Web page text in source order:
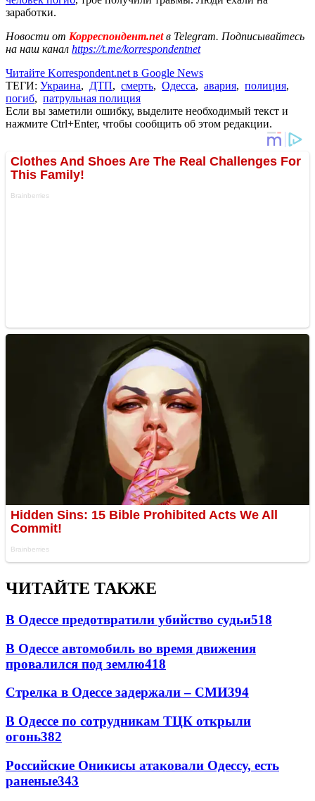
заработки.
Новости от Корреспондент.netв Telegram. Подписывайтесь
на наш канал https://t.me/korrespondentnet
Читайте Korrespondent.net в Google News
ТЕГИ: Украина, ДТП, смерть, Одесса, авария, полиция,
погиб, патрульная полиция
Если вы заметили ошибку, выделите необходимый текст и
нажмите Ctrl+Enter, чтобы сообщить об этом редакции.
ЧИТАЙТЕ ТАКЖЕ
В Одессе предотвратили убийство судьи518
В Одессе автомобиль во время движения
провалился под землю418
Стрелка в Одессе задержали – СМИ394
В Одессе по сотрудникам ТЦК открыли
огонь382
Российские Оникисы атаковали Одессу, есть
раненые343